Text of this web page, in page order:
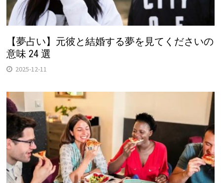
【夢占い】元彼と結婚する夢を見てくださいの
意味 24 選
2025-12-11